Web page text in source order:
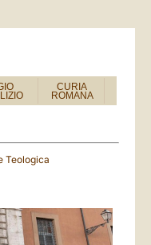
CURIA
ROMANA
Teologica